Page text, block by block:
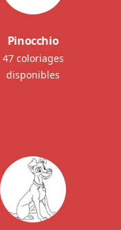
Pinocchio
47 coloriages
disponibles